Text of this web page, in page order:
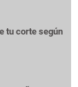
tu corte según